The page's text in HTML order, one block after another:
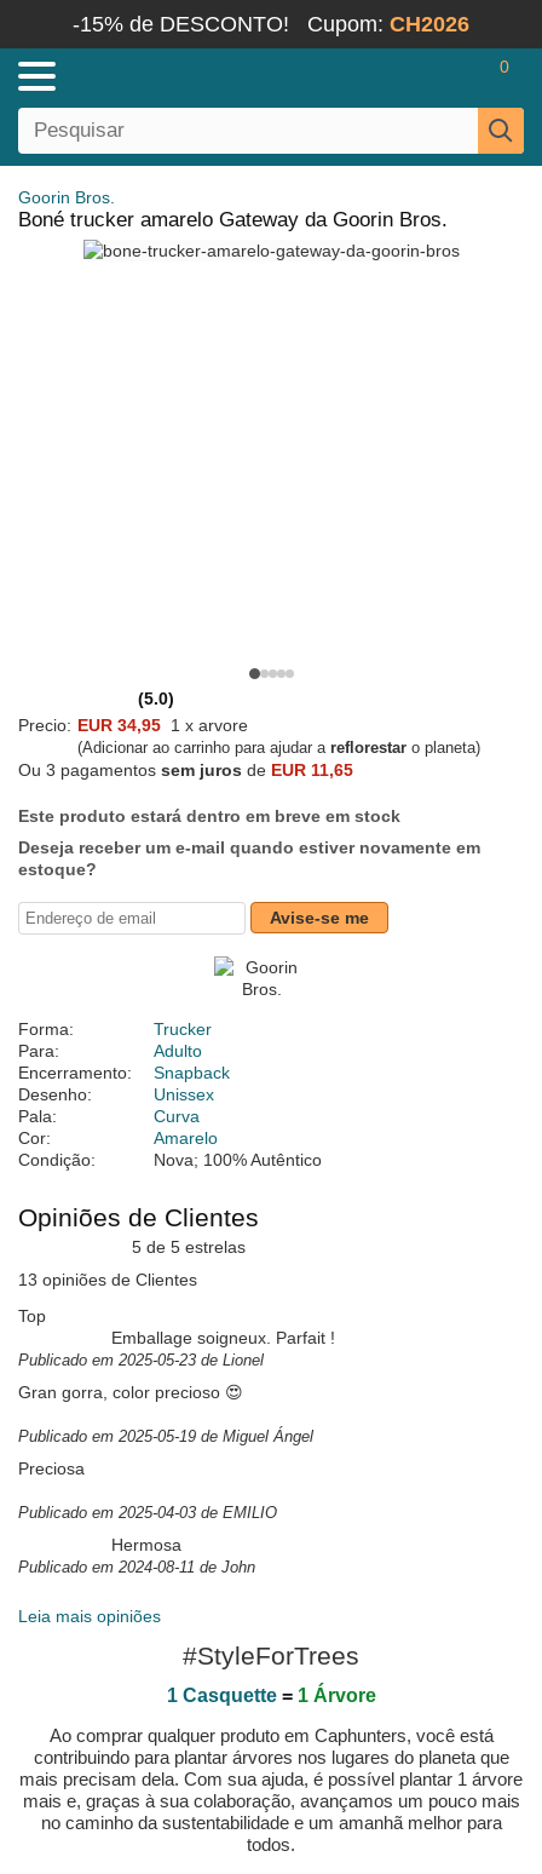
-15% de DESCONTO! Cupom: CH2026
0
Goorin Bros.
Boné trucker amarelo Gateway da Goorin Bros.
(5.0)
Precio: EUR 34,95 1 x arvore
(Adicionar ao carrinho para ajudar a reflorestar o planeta)
Ou 3 pagamentos sem juros de EUR 11,65
Este produto estará dentro em breve em stock
Deseja receber um e-mail quando estiver novamente em
estoque?
Avise-se me
Forma:
Trucker
Para:
Adulto
Encerramento:
Snapback
Desenho:
Unissex
Pala:
Curva
Cor:
Amarelo
Condição:
Nova; 100% Autêntico
Opiniões de Clientes
5 de 5 estrelas
13 opiniões de Clientes
Top
Emballage soigneux. Parfait !
Publicado em 2025-05-23 de Lionel
Gran gorra, color precioso 😍
Publicado em 2025-05-19 de Miguel Ángel
Preciosa
Publicado em 2025-04-03 de EMILIO
Hermosa
Publicado em 2024-08-11 de John
Leia mais opiniões
#StyleForTrees
1 Casquette= 1 Árvore
Ao comprar qualquer produto em Caphunters, você está
contribuindo para plantar árvores nos lugares do planeta que
mais precisam dela. Com sua ajuda, é possível plantar 1 árvore
mais e, graças à sua colaboração, avançamos um pouco mais
no caminho da sustentabilidade e um amanhã melhor para
todos.